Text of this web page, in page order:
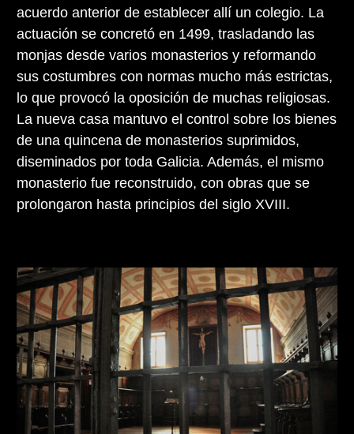
acuerdo anterior de establecer allí un colegio. La
actuación se concretó en 1499, trasladando las
monjas desde varios monasterios y reformando
sus costumbres con normas mucho más estrictas,
lo que provocó la oposición de muchas religiosas.
La nueva casa mantuvo el control sobre los bienes
de una quincena de monasterios suprimidos,
diseminados por toda Galicia. Además, el mismo
monasterio fue reconstruido, con obras que se
prolongaron hasta principios del siglo XVIII.